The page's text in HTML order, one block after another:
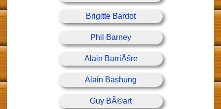
Brigitte Bardot
Phil Barney
Alain BarriÃšre
Alain Bashung
Guy BÃ©art